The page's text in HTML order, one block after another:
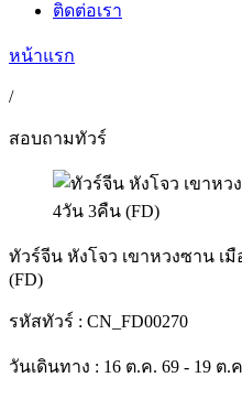
ติดต่อเรา
หน้าแรก
/
สอบถามทัวร์
ทัวร์จีน หังโจว เขาหวงซาน เ
(FD)
รหัสทัวร์ : CN_FD00270
วันเดินทาง : 16 ต.ค. 69 - 19 ต.